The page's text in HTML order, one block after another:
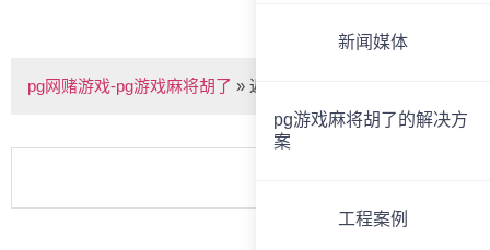
新闻媒体
pg游戏麻将胡了的解决方
案
工程案例
pg网赌游戏-pg游戏麻将胡了 » 返听音箱 bv-ft08